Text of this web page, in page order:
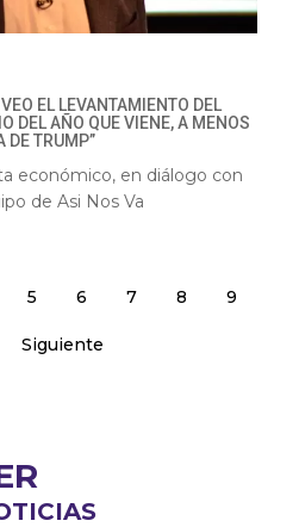
EL LEVANTAMIENTO DEL
DEL AÑO QUE VIENE, A MENOS
DE TRUMP”
económico, en diálogo con
de Asi Nos Va
5 6 7 8 9
Siguiente